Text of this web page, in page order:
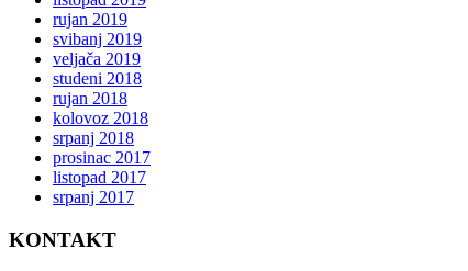
rujan 2019
svibanj 2019
veljača 2019
studeni 2018
rujan 2018
kolovoz 2018
srpanj 2018
prosinac 2017
listopad 2017
srpanj 2017
KONTAKT